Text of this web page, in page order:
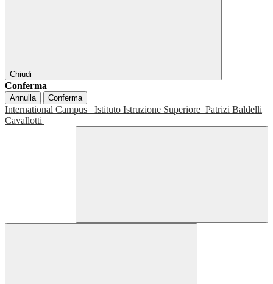
Chiudi
Conferma
Annulla Conferma
International Campus Istituto Istruzione Superiore Patrizi Baldelli
Cavallotti